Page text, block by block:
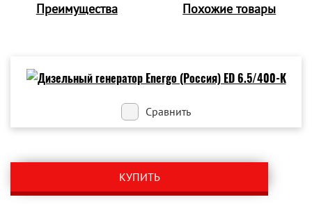
Преимущества
Похожие товары
Сравнить
КУПИТЬ